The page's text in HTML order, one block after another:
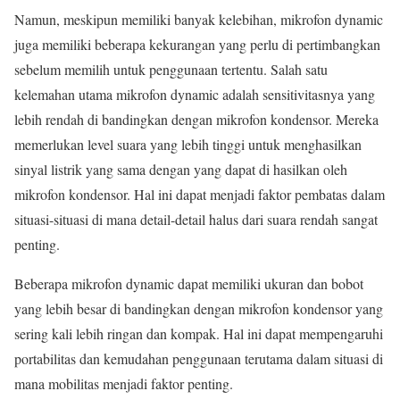
Namun, meskipun memiliki banyak kelebihan, mikrofon dynamic
juga memiliki beberapa kekurangan yang perlu di pertimbangkan
sebelum memilih untuk penggunaan tertentu. Salah satu
kelemahan utama mikrofon dynamic adalah sensitivitasnya yang
lebih rendah di bandingkan dengan mikrofon kondensor. Mereka
memerlukan level suara yang lebih tinggi untuk menghasilkan
sinyal listrik yang sama dengan yang dapat di hasilkan oleh
mikrofon kondensor. Hal ini dapat menjadi faktor pembatas dalam
situasi-situasi di mana detail-detail halus dari suara rendah sangat
penting.
Beberapa mikrofon dynamic dapat memiliki ukuran dan bobot
yang lebih besar di bandingkan dengan mikrofon kondensor yang
sering kali lebih ringan dan kompak. Hal ini dapat mempengaruhi
portabilitas dan kemudahan penggunaan terutama dalam situasi di
mana mobilitas menjadi faktor penting.